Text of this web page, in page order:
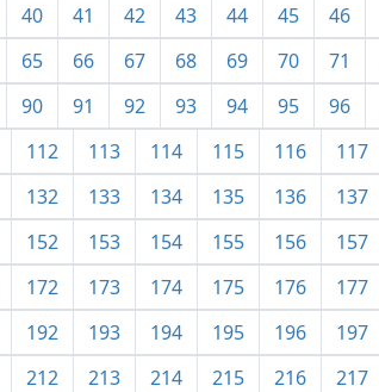
40 41 42 43 44 45 46
65 66 67 68 69 70 71
90 91 92 93 94 95 96
112 113 114 115 116 117
132 133 134 135 136 137
152 153 154 155 156 157
172 173 174 175 176 177
192 193 194 195 196 197
212 213 214 215 216 217